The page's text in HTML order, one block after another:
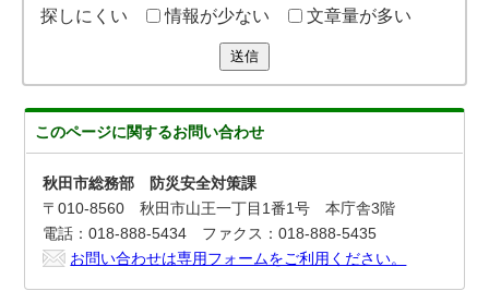
探しにくい
情報が少ない 文章量が多い
送信
このページに関するお問い合わせ
秋田市総務部 防災安全対策課
〒010-8560 秋田市山王一丁目1番1号 本庁舎3階
電話：018-888-5434 ファクス：018-888-5435
お問い合わせは専用フォームをご利用ください。